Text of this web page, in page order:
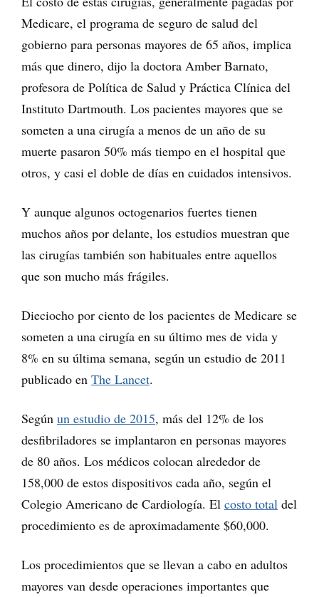
Medicare, el programa de seguro de salud del
gobierno para personas mayores de 65 años, implica
más que dinero, dijo la doctora Amber Barnato,
profesora de Política de Salud y Práctica Clínica del
Instituto Dartmouth. Los pacientes mayores que se
someten a una cirugía a menos de un año de su
muerte pasaron 50% más tiempo en el hospital que
otros, y casi el doble de días en cuidados intensivos.
Y aunque algunos octogenarios fuertes tienen
muchos años por delante, los estudios muestran que
las cirugías también son habituales entre aquellos
que son mucho más frágiles.
Dieciocho por ciento de los pacientes de Medicare se
someten a una cirugía en su último mes de vida y
8% en su última semana, según un estudio de 2011
publicado en The Lancet.
Según un estudio de 2015, más del 12% de los
desfibriladores se implantaron en personas mayores
de 80 años. Los médicos colocan alrededor de
158,000 de estos dispositivos cada año, según el
Colegio Americano de Cardiología. El costo total del
procedimiento es de aproximadamente $60,000.
Los procedimientos que se llevan a cabo en adultos
mayores van desde operaciones importantes que